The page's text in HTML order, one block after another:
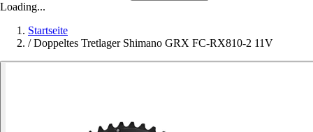
Loading...
Startseite
/ Doppeltes Tretlager Shimano GRX FC-RX810-2 11V